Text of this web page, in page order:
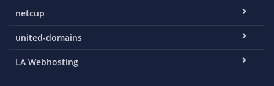
netcup
united-domains
LA Webhosting